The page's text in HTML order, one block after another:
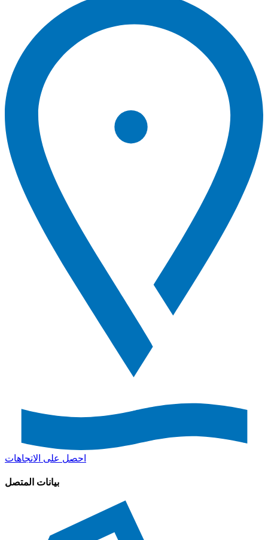
احصل على الاتجاهات
بيانات المتصل